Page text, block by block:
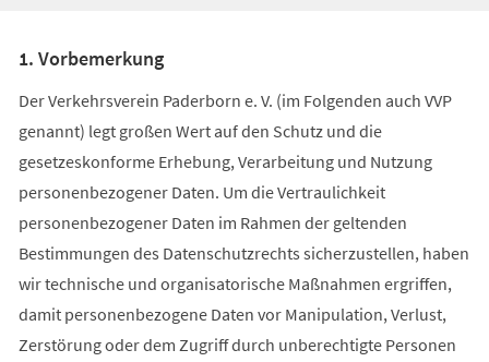
1. Vorbemerkung
Der Verkehrsverein Paderborn e. V. (im Folgenden auch VVP
genannt) legt großen Wert auf den Schutz und die
gesetzeskonforme Erhebung, Verarbeitung und Nutzung
personenbezogener Daten. Um die Vertraulichkeit
personenbezogener Daten im Rahmen der geltenden
Bestimmungen des Datenschutzrechts sicherzustellen, haben
wir technische und organisatorische Maßnahmen ergriffen,
damit personenbezogene Daten vor Manipulation, Verlust,
Zerstörung oder dem Zugriff durch unberechtigte Personen